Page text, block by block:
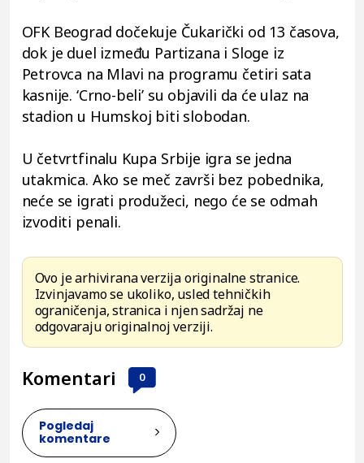
OFK Beograd dočekuje Čukarički od 13 časova,
dok je duel između Partizana i Sloge iz
Petrovca na Mlavi na programu četiri sata
kasnije. ‘Crno-beli’ su objavili da će ulaz na
stadion u Humskoj biti slobodan.
U četvrtfinalu Kupa Srbije igra se jedna
utakmica. Ako se meč završi bez pobednika,
neće se igrati produžeci, nego će se odmah
izvoditi penali.
Ovo je arhivirana verzija originalne stranice.
Izvinjavamo se ukoliko, usled tehničkih
ograničenja, stranica i njen sadržaj ne
odgovaraju originalnoj verziji.
Komentari 0
Pogledaj
komentare